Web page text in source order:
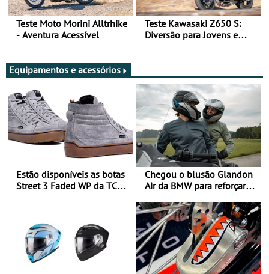
Teste Moto Morini Alltrhike
- Aventura Acessível
Teste Kawasaki Z650 S:
Diversão para Jovens e
Equipamentos e acessórios
Estão disponíveis as botas
Street 3 Faded WP da TCX
Chegou o blusão Glandon
Air da BMW para reforçar
verão